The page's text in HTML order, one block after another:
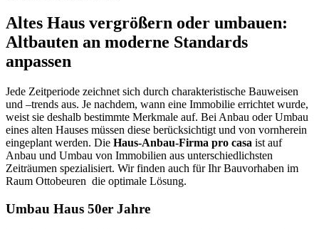
Altes Haus vergrößern oder umbauen:
Altbauten an moderne Standards
anpassen
Jede Zeitperiode zeichnet sich durch charakteristische Bauweisen
und –trends aus. Je nachdem, wann eine Immobilie errichtet wurde,
weist sie deshalb bestimmte Merkmale auf. Bei Anbau oder Umbau
eines alten Hauses müssen diese berücksichtigt und von vornherein
eingeplant werden. Die Haus-Anbau-Firma pro casa ist auf
Anbau und Umbau von Immobilien aus unterschiedlichsten
Zeiträumen spezialisiert. Wir finden auch für Ihr Bauvorhaben im
Raum Ottobeuren die optimale Lösung.
Umbau Haus 50er Jahre